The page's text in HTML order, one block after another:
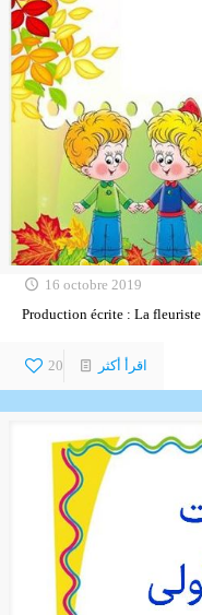
16 octobre 2019
Production écrite : La fleuriste
20 اقرأ أكثر